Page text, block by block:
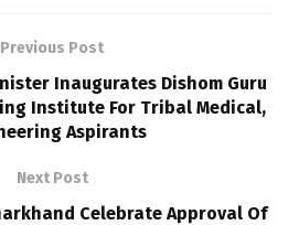
Previous Post
Inaugurates Dishom Guru
Institute For Tribal Medical,
Aspirants
Next Post
Celebrate Approval Of